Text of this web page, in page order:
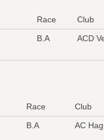
Race
Club
B.A ACD
Race
Club
B.A AC